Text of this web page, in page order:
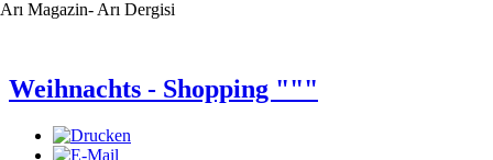
Arı Magazin- Arı Dergisi
Weihnachts - Shopping """